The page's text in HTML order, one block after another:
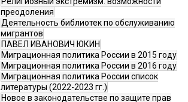
преодоления
Деятельность библиотек по обслуживанию
мигрантов
ПАВЕЛ ИВАНОВИЧ ЮКИН
Миграционная политика России в 2015 году
Миграционная политика России в 2016 году
Миграционная политика России список
литературы (2022-2023 гг.)
Новое в законодательстве по защите прав